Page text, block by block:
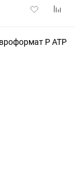
Добавить
Р АТР